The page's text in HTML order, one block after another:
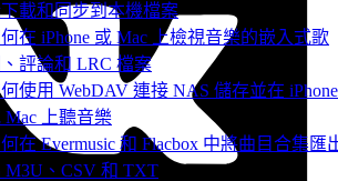
載和同步到本機檔案
在 iPhone 或 Mac 上檢視音樂的嵌入式歌
評論和 LRC 檔案
使用 WebDAV 連接 NAS 儲存並在 iPhone
Mac 上聽音樂
在 Evermusic 和 Flacbox 中將曲目合集匯
M3U、CSV 和 TXT